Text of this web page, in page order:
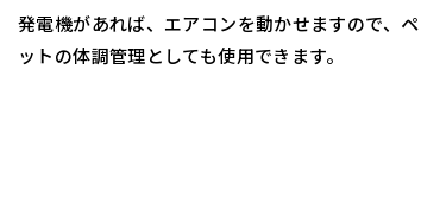
発電機があれば、エアコンを動かせますので、ペ
ットの体調管理としても使用できます。